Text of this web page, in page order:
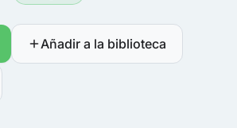
Añadir a la biblioteca